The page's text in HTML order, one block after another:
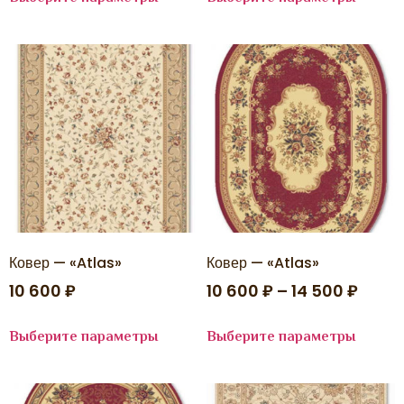
ДОМО
ИМПЕРИАЛ КАРВИНГ
КАМЕЛИЯ
КАСКАД
КВЕСТ
КИНДЕР-МИКС
КОМФОРТ
КРУИЗ
ЛАЙЛА де ЛЮКС
ЛАКШЕРИ
ЛИМА
ЛОНЖ
ЛЮЦИЯ
МЕХ BUBBLE
МЕХ RABBIT LUXE
ОПТИМИСТ
ПРЕМИУМ
ПРЕМЬЕР
Ковер — «Atlas»
10 600 ₽
Выберите параметры
Ковер — «Atlas»
10 600 ₽ – 14 500 ₽
Выберите параметры